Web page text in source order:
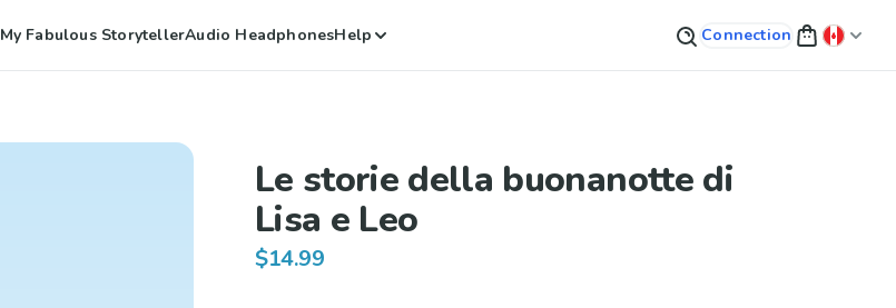
My Fabulous StorytellerAudio HeadphonesHelp Connection
Le storie della buonanotte di
Lisa e Leo
$14.99